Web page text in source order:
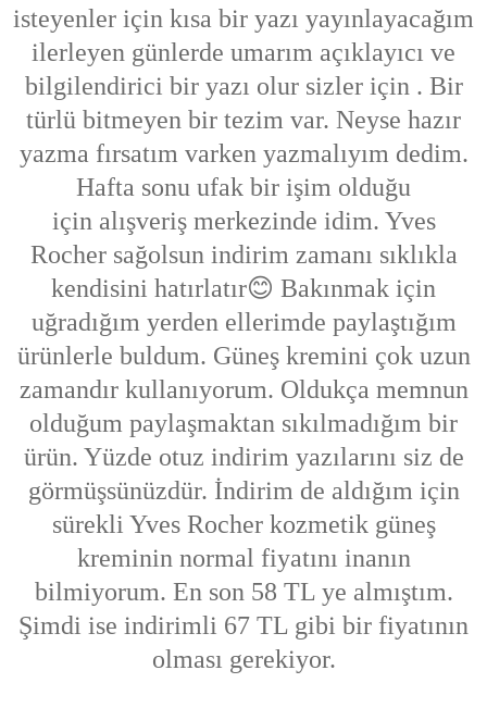
isteyenler için kısa bir yazı yayınlayacağım
ilerleyen günlerde umarım açıklayıcı ve
bilgilendirici bir yazı olur sizler için . Bir
türlü bitmeyen bir tezim var. Neyse hazır
yazma fırsatım varken yazmalıyım dedim.
Hafta sonu ufak bir işim olduğu
için alışveriş merkezinde idim. Yves
Rocher sağolsun indirim zamanı sıklıkla
kendisini hatırlatır😊 Bakınmak için
uğradığım yerden ellerimde paylaştığım
ürünlerle buldum. Güneş kremini çok uzun
zamandır kullanıyorum. Oldukça memnun
olduğum paylaşmaktan sıkılmadığım bir
ürün. Yüzde otuz indirim yazılarını siz de
görmüşsünüzdür. İndirim de aldığım için
sürekli Yves Rocher kozmetik güneş
kreminin normal fiyatını inanın
bilmiyorum. En son 58 TL ye almıştım.
Şimdi ise indirimli 67 TL gibi bir fiyatının
olması gerekiyor.